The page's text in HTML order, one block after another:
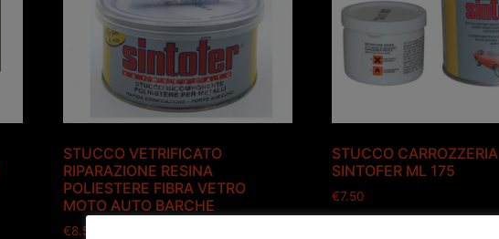
STUCCO VETRIFICATO
RIPARAZIONE RESINA
POLIESTERE FIBRA VETRO
MOTO AUTO BARCHE
€8.50
STUCCO CARROZZERIA
SINTOFER ML 175
€7.50